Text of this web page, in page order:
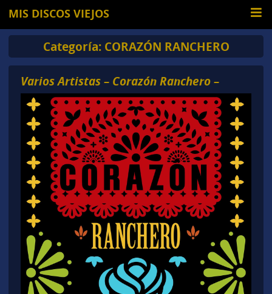
MIS DISCOS VIEJOS
Categoría: CORAZÓN RANCHERO
Varios Artistas – Corazón Ranchero –